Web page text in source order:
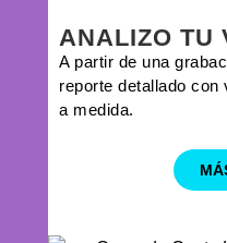
ANALIZO TU
A partir de una
reporte detallado
a medida.